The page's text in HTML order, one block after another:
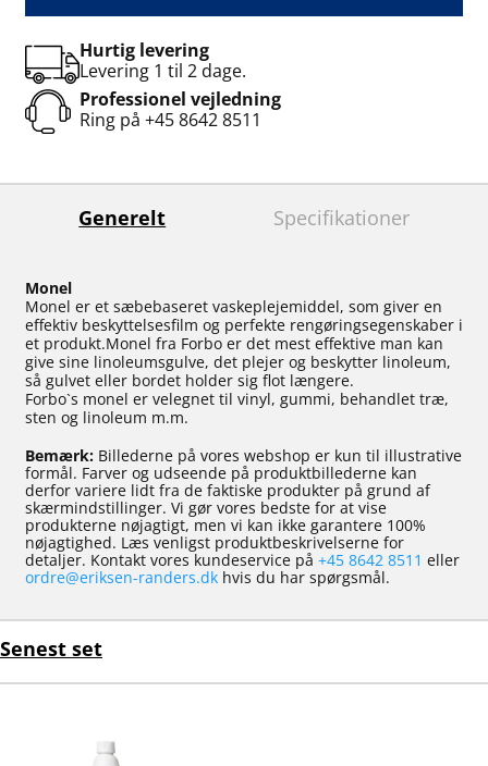
Hurtig levering
Levering 1 til 2 dage.
Professionel vejledning
Ring på +45 8642 8511
Generelt Specifikationer
Monel
Monel er et sæbebaseret vaskeplejemiddel, som giver en
effektiv beskyttelsesfilm og perfekte rengøringsegenskaber i
et produkt.Monel fra Forbo er det mest effektive man kan
give sine linoleumsgulve, det plejer og beskytter linoleum,
så gulvet eller bordet holder sig flot længere.
Forbo`s monel er velegnet til vinyl, gummi, behandlet træ,
sten og linoleum m.m.
Bemærk: Billederne på vores webshop er kun til illustrative
formål. Farver og udseende på produktbillederne kan
derfor variere lidt fra de faktiske produkter på grund af
skærmindstillinger. Vi gør vores bedste for at vise
produkterne nøjagtigt, men vi kan ikke garantere 100%
nøjagtighed. Læs venligst produktbeskrivelserne for
detaljer. Kontakt vores kundeservice på +45 8642 8511 eller
ordre@eriksen-randers.dk hvis du har spørgsmål.
Senest set